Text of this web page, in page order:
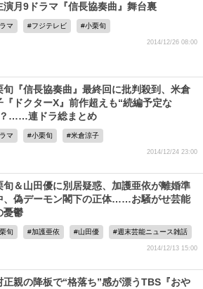
演月9ドラマ『信長協奏曲』舞台裏
マ フジテレビ 小栗旬
2014/12/26 08:00
旬『信長協奏曲』最終回に批判殺到、米倉
『ドクターX』前作超えも“続編予定な
？……連ドラ総まとめ
マ 小栗旬 米倉涼子
2014/12/24 23:00
旬＆山田優に別居疑惑、加護亜依が離婚準
、偽デーモン閣下の正体……お騒がせ芸能
憂鬱
旬 加護亜依 山田優 週末芸能ニュース雑話
2014/12/13 15:00
正親の降板で“格落ち”感が漂うTBS『おや